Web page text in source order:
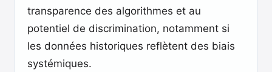
transparence des algorithmes et au
potentiel de discrimination, notamment si
les données historiques reflètent des biais
systémiques.